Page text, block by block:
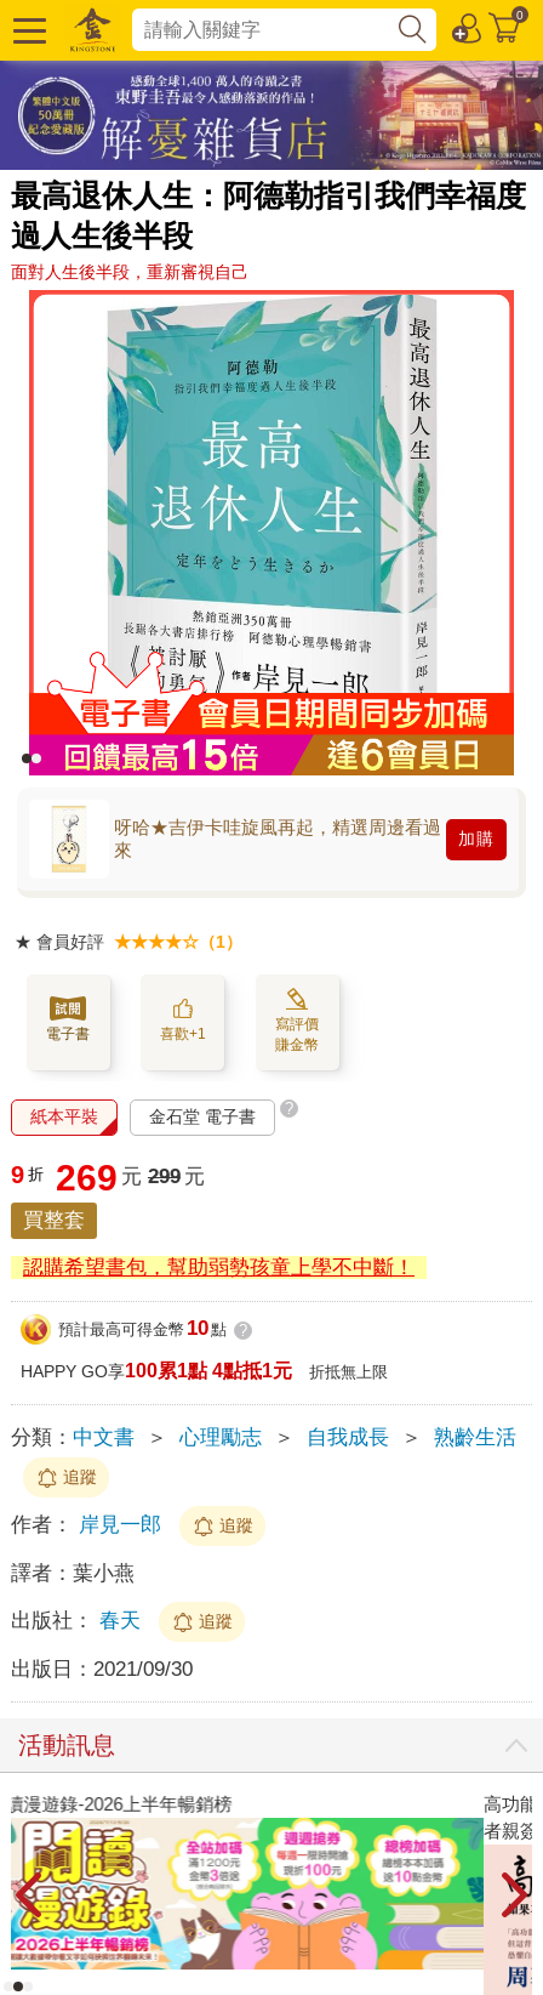
0
最高退休人生：阿德勒指引我們幸福度
過人生後半段
面對人生後半段，重新審視自己
呀哈★吉伊卡哇旋風再起，精選周邊看過
來
加購
★ 會員好評 ★★★★☆（1）
電子書 喜歡+1
寫評價
賺金幣
紙本平裝 金石堂 電子書 ?
9 折 269 元 299 元
買整套
認購希望書包，幫助弱勢孩童上學不中斷！
預計最高可得金幣 10點 ?
HAPPY GO享100累1點 4點抵1元 折抵無上限
分類： 中文書 ＞ 心理勵志 ＞ 自我成長 ＞ 熟齡生活
追蹤
作者： 岸見一郎 追蹤
譯者： 葉小燕
出版社： 春天 追蹤
出版日： 2021/09/30
活動訊息
高功能倖存者：如果不「有用」，我還值得被愛嗎？（限量作
者親簽版）